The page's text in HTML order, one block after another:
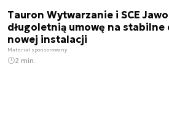
Tauron Wytwarzanie i SCE
długoletnią umowę na stabilne
nowej instalacji
Materiał sponsorowany
2 min.